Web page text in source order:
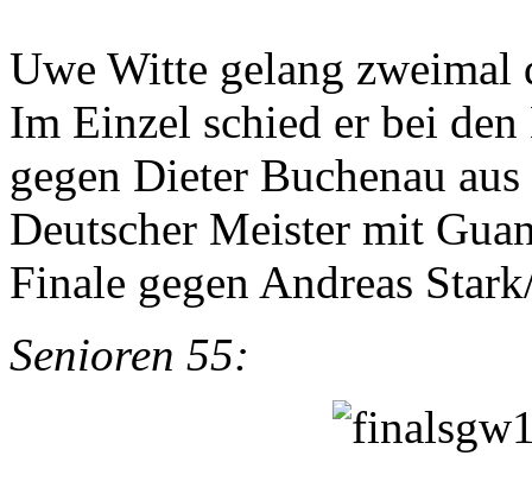
Uwe Witte gelang zweimal
Im Einzel schied er bei
gegen Dieter Buchenau
Deutscher Meister mit
Finale gegen Andreas
Senioren 55: